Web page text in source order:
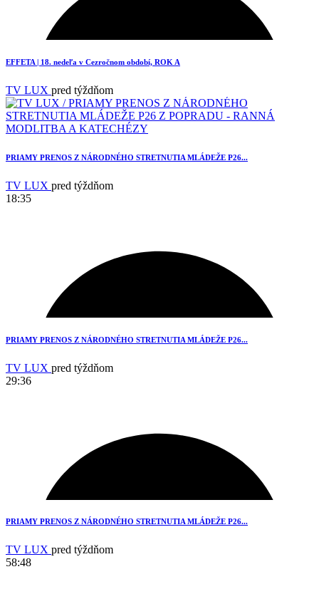
1
EFFETA | 18. nedeľa v Cezročnom období, ROK A
TV LUX pred týždňom
PRIAMY PRENOS Z NÁRODNÉHO STRETNUTIA MLÁDEŽE P26...
TV LUX pred týždňom
18:35
1
PRIAMY PRENOS Z NÁRODNÉHO STRETNUTIA MLÁDEŽE P26...
TV LUX pred týždňom
29:36
PRIAMY PRENOS Z NÁRODNÉHO STRETNUTIA MLÁDEŽE P26...
TV LUX pred týždňom
58:48